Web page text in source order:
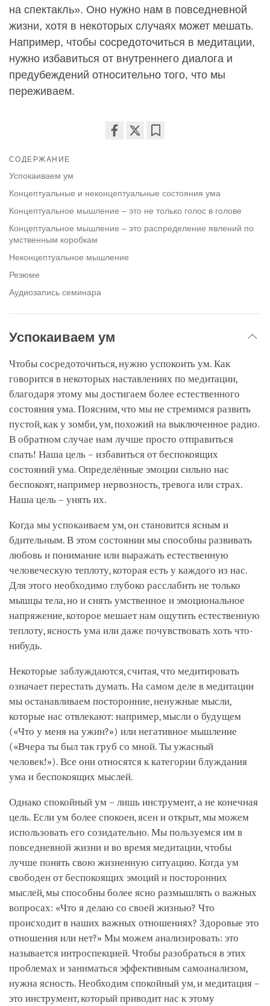
на спектакль». Оно нужно нам в повседневной
жизни, хотя в некоторых случаях может мешать.
Например, чтобы сосредоточиться в медитации,
нужно избавиться от внутреннего диалога и
предубеждений относительно того, что мы
переживаем.
СОДЕРЖАНИЕ
Успокаиваем ум
Концептуальные и неконцептуальные состояния ума
Концептуальное мышление – это не только голос в голове
Концептуальное мышление – это распределение явлений по
умственным коробкам
Неконцептуальное мышление
Резюме
Аудиозапись семинара
Успокаиваем ум
Чтобы сосредоточиться, нужно успокоить ум. Как
говорится в некоторых наставлениях по медитации,
благодаря этому мы достигаем более естественного
состояния ума. Поясним, что мы не стремимся развить
пустой, как у зомби, ум, похожий на выключенное радио.
В обратном случае нам лучше просто отправиться
спать! Наша цель – избавиться от беспокоящих
состояний ума. Определённые эмоции сильно нас
беспокоят, например нервозность, тревога или страх.
Наша цель – унять их.
Когда мы успокаиваем ум, он становится ясным и
бдительным. В этом состоянии мы способны развивать
любовь и понимание или выражать естественную
человеческую теплоту, которая есть у каждого из нас.
Для этого необходимо глубоко расслабить не только
мышцы тела, но и снять умственное и эмоциональное
напряжение, которое мешает нам ощутить естественную
теплоту, ясность ума или даже почувствовать хоть что-
нибудь.
Некоторые заблуждаются, считая, что медитировать
означает перестать думать. На самом деле в медитации
мы останавливаем посторонние, ненужные мысли,
которые нас отвлекают: например, мысли о будущем
(«Что у меня на ужин?») или негативное мышление
(«Вчера ты был так груб со мной. Ты ужасный
человек!»). Все они относятся к категории блуждания
ума и беспокоящих мыслей.
Однако спокойный ум – лишь инструмент, а не конечная
цель. Если ум более спокоен, ясен и открыт, мы можем
использовать его созидательно. Мы пользуемся им в
повседневной жизни и во время медитации, чтобы
лучше понять свою жизненную ситуацию. Когда ум
свободен от беспокоящих эмоций и посторонних
мыслей, мы способны более ясно размышлять о важных
вопросах: «Что я делаю со своей жизнью? Что
происходит в наших важных отношениях? Здоровые это
отношения или нет?» Мы можем анализировать: это
называется интроспекцией. Чтобы разобраться в этих
проблемах и заниматься эффективным самоанализом,
нужна ясность. Необходим спокойный ум, и медитация –
это инструмент, который приводит нас к этому